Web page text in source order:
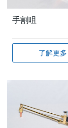
手割咀
了解更多